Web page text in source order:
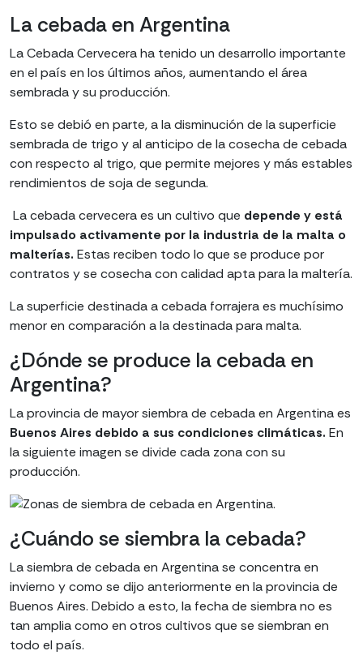
La cebada en Argentina
La Cebada Cervecera ha tenido un desarrollo importante
en el país en los últimos años, aumentando el área
sembrada y su producción.
Esto se debió en parte, a la disminución de la superficie
sembrada de trigo y al anticipo de la cosecha de cebada
con respecto al trigo, que permite mejores y más estables
rendimientos de soja de segunda.
La cebada cervecera es un cultivo que depende y está
impulsado activamente por la industria de la malta o
malterías. Estas reciben todo lo que se produce por
contratos y se cosecha con calidad apta para la maltería.
La superficie destinada a cebada forrajera es muchísimo
menor en comparación a la destinada para malta.
¿Dónde se produce la cebada en
Argentina?
La provincia de mayor siembra de cebada en Argentina es
Buenos Aires debido a sus condiciones climáticas. En
la siguiente imagen se divide cada zona con su
producción.
¿Cuándo se siembra la cebada?
La siembra de cebada en Argentina se concentra en
invierno y como se dijo anteriormente en la provincia de
Buenos Aires. Debido a esto, la fecha de siembra no es
tan amplia como en otros cultivos que se siembran en
todo el país.